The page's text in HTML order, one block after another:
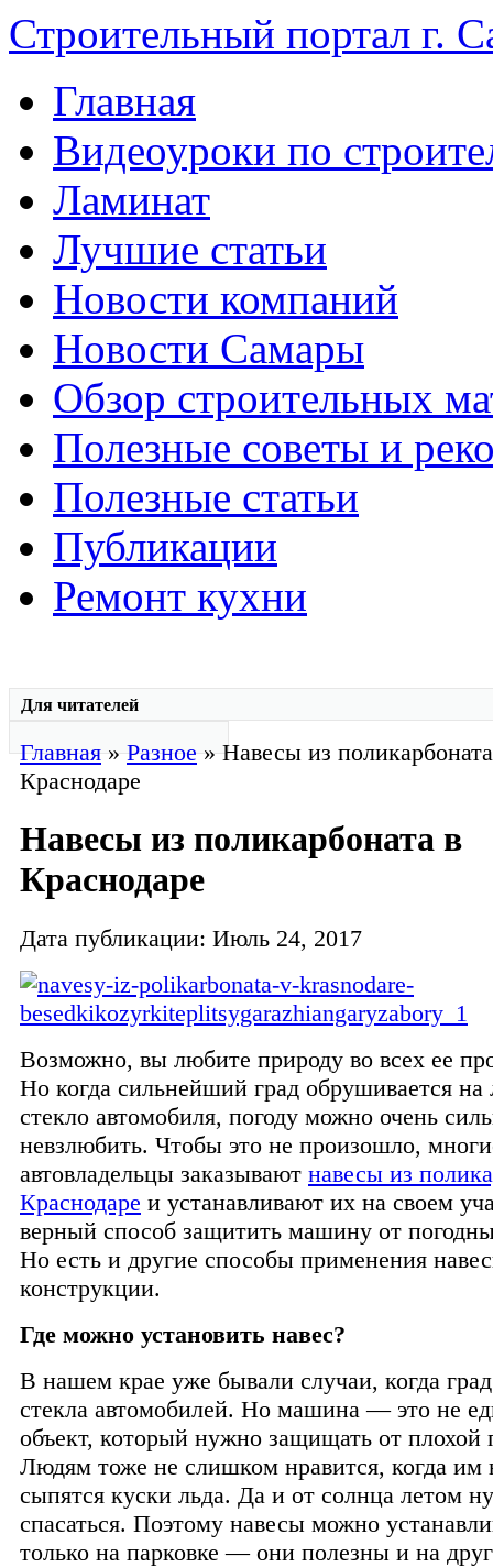
Строительный портал г.
Главная
Видеоуроки по
Ламинат
Лучшие статьи
Новости компаний
Новости Самары
Обзор строительных
Полезные советы и
Полезные статьи
Публикации
Ремонт кухни
Для читателей
Главная»Разное» Навесы из
Краснодаре
Навесы из поликарбоната в
Краснодаре
Дата публикации: Июль 24, 2017
Возможно, вы любите природу во всех ее
Но когда сильнейший град обрушивается на
стекло автомобиля, погоду можно очень
невзлюбить. Чтобы это не произошло,
автовладельцы заказывают навесы из
Краснодаре и устанавливают их на своем
верный способ защитить машину от
Но есть и другие способы применения
конструкции.
Где можно установить навес?
В нашем крае уже бывали случаи, когда
стекла автомобилей. Но машина — это не
объект, который нужно защищать от плохой
Людям тоже не слишком нравится, когда им
сыпятся куски льда. Да и от солнца летом
спасаться. Поэтому навесы можно
только на парковке — они полезны и на